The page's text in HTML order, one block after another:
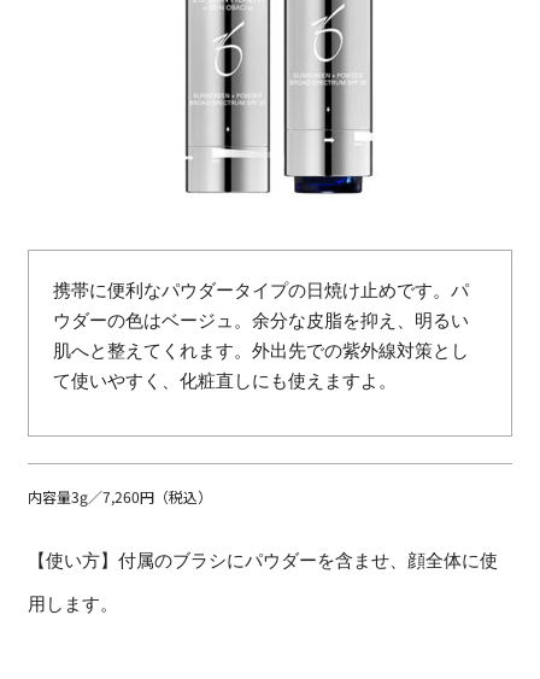
携帯に便利なパウダータイプの日焼け止めです。パ
ウダーの色はベージュ。余分な皮脂を抑え、明るい
肌へと整えてくれます。外出先での紫外線対策とし
て使いやすく、化粧直しにも使えますよ。
内容量3g／7,260円（税込）
【使い方】付属のブラシにパウダーを含ませ、顔全体に使
用します。